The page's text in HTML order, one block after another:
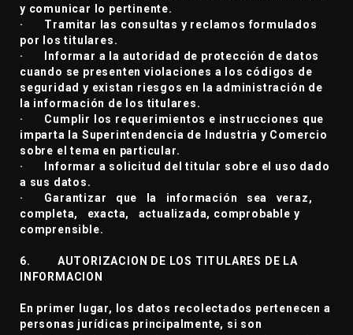
y comunicar lo pertinente.
· Tramitar las consultas y reclamos formulados
por los titulares.
· Informar a la autoridad de protección de datos
cuando se presenten violaciones a los códigos de
seguridad y existan riesgos en la administración de
la información de los titulares.
· Cumplir los requerimientos e instrucciones que
imparta la Superintendencia de Industria y Comercio
sobre el tema en particular.
· Informar a solicitud del titular sobre el uso dado
a sus datos.
· Garantizar que la información sea veraz,
completa, exacta, actualizada, comprobable y
comprensible.
6. AUTORIZACION DE LOS TITULARES DE LA
INFORMACION
En primer lugar, los datos recolectados pertenecen a
personas jurídicas principalmente, si son